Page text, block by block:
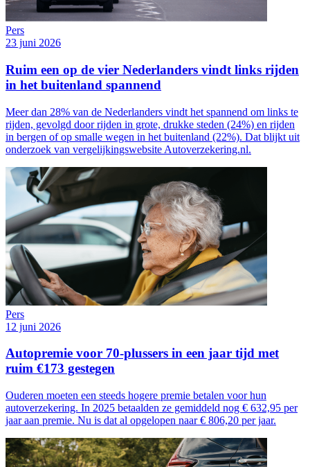
Pers
23 juni 2026
Ruim een op de vier Nederlanders vindt links rijden
in het buitenland spannend
Meer dan 28% van de Nederlanders vindt het spannend om links te
rijden, gevolgd door rijden in grote, drukke steden (24%) en rijden
in bergen of op smalle wegen in het buitenland (22%). Dat blijkt uit
onderzoek van vergelijkingswebsite Autoverzekering.nl.
Pers
12 juni 2026
Autopremie voor 70-plussers in een jaar tijd met
ruim €173 gestegen
Ouderen moeten een steeds hogere premie betalen voor hun
autoverzekering. In 2025 betaalden ze gemiddeld nog € 632,95 per
jaar aan premie. Nu is dat al opgelopen naar € 806,20 per jaar.